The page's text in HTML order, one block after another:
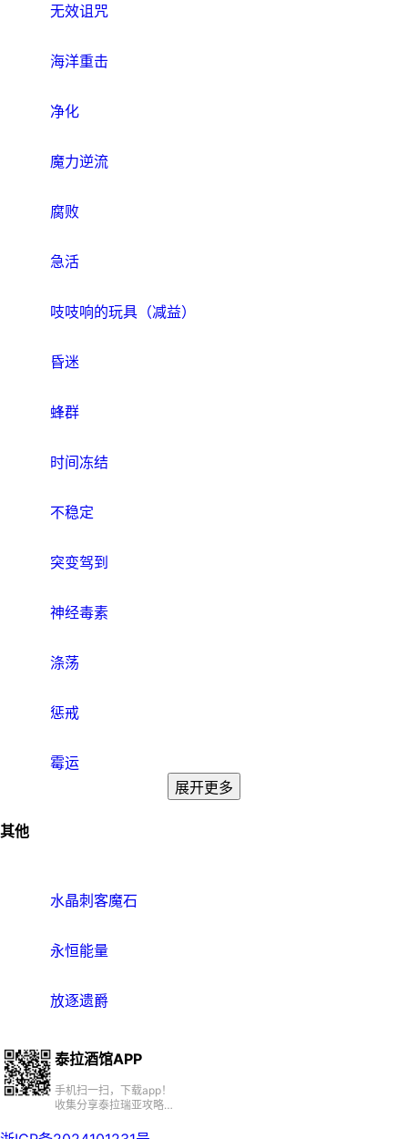
无效诅咒
海洋重击
净化
魔力逆流
腐败
急活
吱吱响的玩具（减益）
昏迷
蜂群
时间冻结
不稳定
突变驾到
神经毒素
涤荡
惩戒
霉运
展开更多
其他
水晶刺客魔石
永恒能量
放逐遗爵
泰拉酒馆APP
手机扫一扫，下载app！
收集分享泰拉瑞亚攻略、